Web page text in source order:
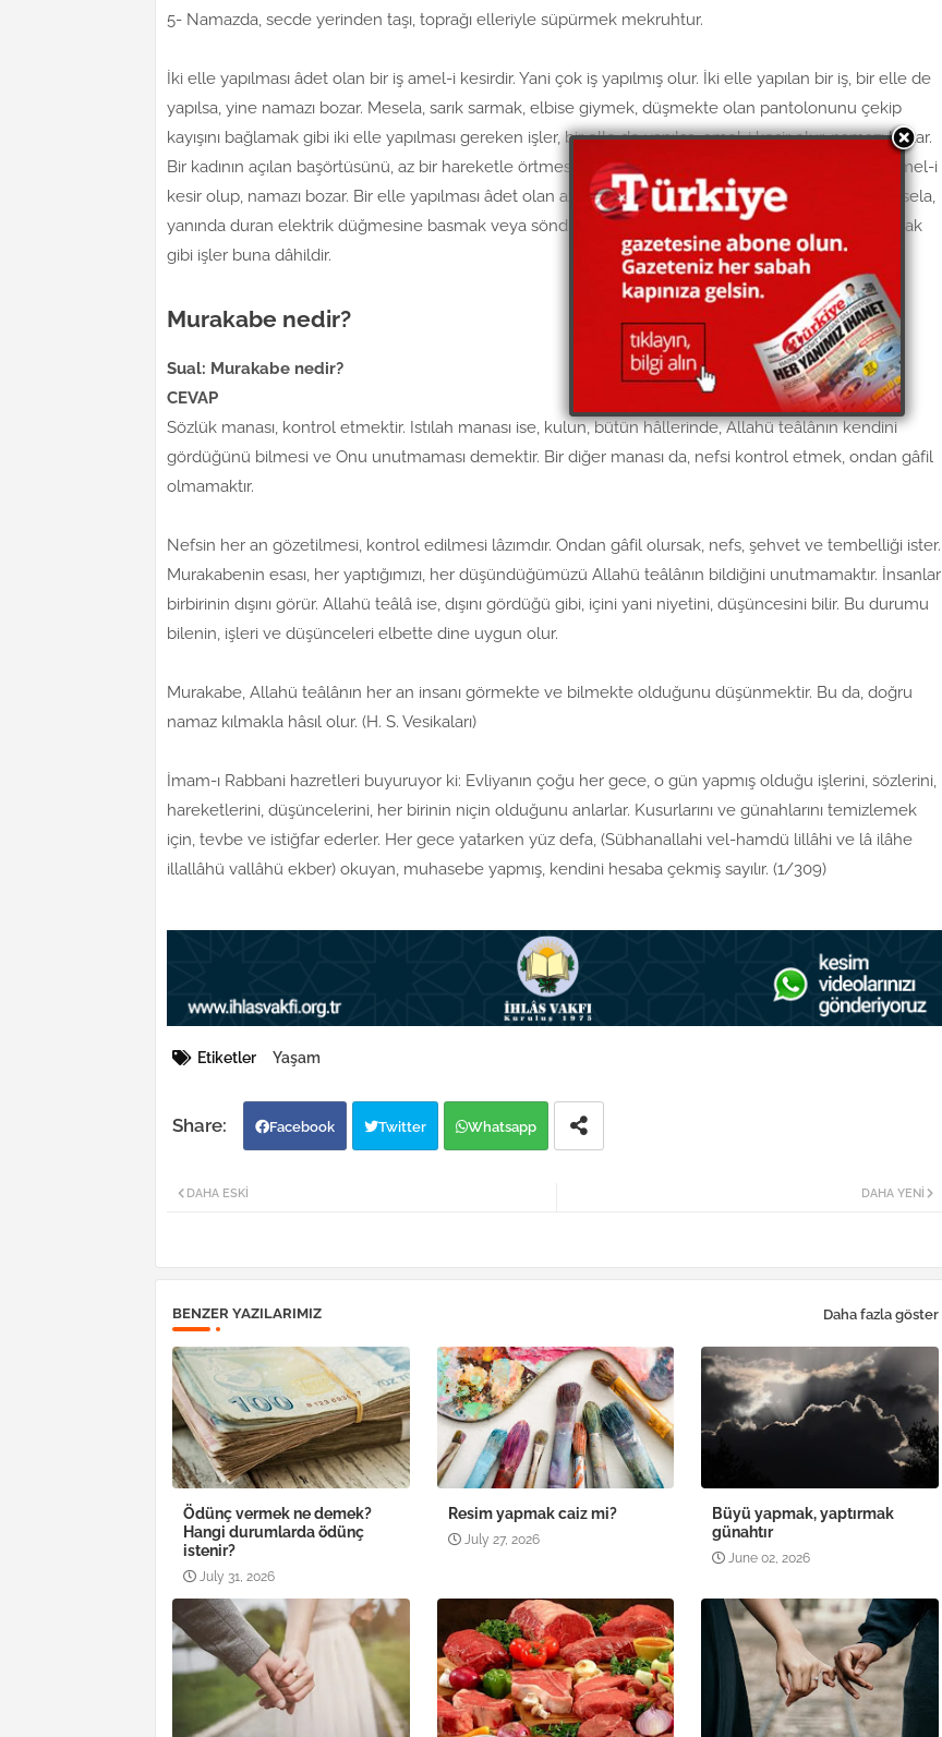
5- Namazda, secde yerinden taşı, toprağı elleriyle süpürmek mekruhtur.
İki elle yapılması âdet olan bir iş amel-i kesirdir. Yani çok iş yapılmış olur. İki elle yapılan bir iş, bir elle de
yapılsa, yine namazı bozar. Mesela, sarık sarmak, elbise giymek, düşmekte olan pantolonunu çekip
kayışını bağlamak gibi iki elle yapılması gereken işler, bir elle de yapılsa, amel-i kesir olur, namazı bozar.
Bir kadının açılan başörtüsünü, az bir hareketle örtmesi mümkün olmazsa, kapatmaya uğraşması amel-i
kesir olup, namazı bozar. Bir elle yapılması âdet olan az bir iş, iki elle de yapılsa namazı bozmaz. Mesela,
yanında duran elektrik düğmesine basmak veya söndürmek yahut açık kapıyı iki elle iterek kapatmak
gibi işler buna dâhildir.
Murakabe nedir?
Sual: Murakabe nedir?
CEVAP
Sözlük manası, kontrol etmektir. Istılah manası ise, kulun, bütün hâllerinde, Allahü teâlânın kendini
gördüğünü bilmesi ve Onu unutmaması demektir. Bir diğer manası da, nefsi kontrol etmek, ondan gâfil
olmamaktır.
Nefsin her an gözetilmesi, kontrol edilmesi lâzımdır. Ondan gâfil olursak, nefs, şehvet ve tembelliği ister.
Murakabenin esası, her yaptığımızı, her düşündüğümüzü Allahü teâlânın bildiğini unutmamaktır. İnsanlar
birbirinin dışını görür. Allahü teâlâ ise, dışını gördüğü gibi, içini yani niyetini, düşüncesini bilir. Bu durumu
bilenin, işleri ve düşünceleri elbette dine uygun olur.
Murakabe, Allahü teâlânın her an insanı görmekte ve bilmekte olduğunu düşünmektir. Bu da, doğru
namaz kılmakla hâsıl olur. (H. S. Vesikaları)
İmam-ı Rabbani hazretleri buyuruyor ki: Evliyanın çoğu her gece, o gün yapmış olduğu işlerini, sözlerini,
hareketlerini, düşüncelerini, her birinin niçin olduğunu anlarlar. Kusurlarını ve günahlarını temizlemek
için, tevbe ve istiğfar ederler. Her gece yatarken yüz defa, (Sübhanallahi vel-hamdü lillâhi ve lâ ilâhe
illallâhü vallâhü ekber) okuyan, muhasebe yapmış, kendini hesaba çekmiş sayılır. (1/309)
Etiketler Yaşam
Facebook Twitter Whatsapp
DAHA YENI
DAHA ESKI
BENZER YAZILARIMIZ Daha fazla göster
Ödünç vermek ne demek?
Hangi durumlarda ödünç
istenir?
July 31, 2026
Resim yapmak caiz mi?
July 27, 2026
Büyü yapmak, yaptırmak
günahtır
June 02, 2026